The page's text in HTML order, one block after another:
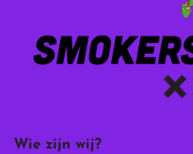
Wie zijn wij?